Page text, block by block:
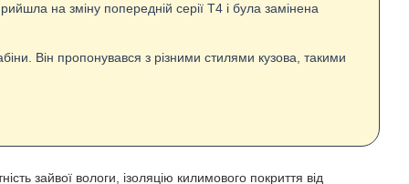
на зміну попередній серії Т4 і була замінена
Він пропонувався з різними стилями кузова, такими
зайвої вологи, ізоляцію килимового покриття від